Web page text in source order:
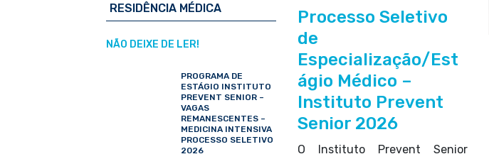
RESIDÊNCIA MÉDICA
NÃO DEIXE DE LER!
PROGRAMA DE
ESTÁGIO INSTITUTO
PREVENT SENIOR –
VAGAS
REMANESCENTES –
MEDICINA INTENSIVA
PROCESSO SELETIVO
2026
Processo Seletivo
de
Especialização/Est
ágio Médico –
Instituto Prevent
Senior 2026
O Instituto Prevent Senior